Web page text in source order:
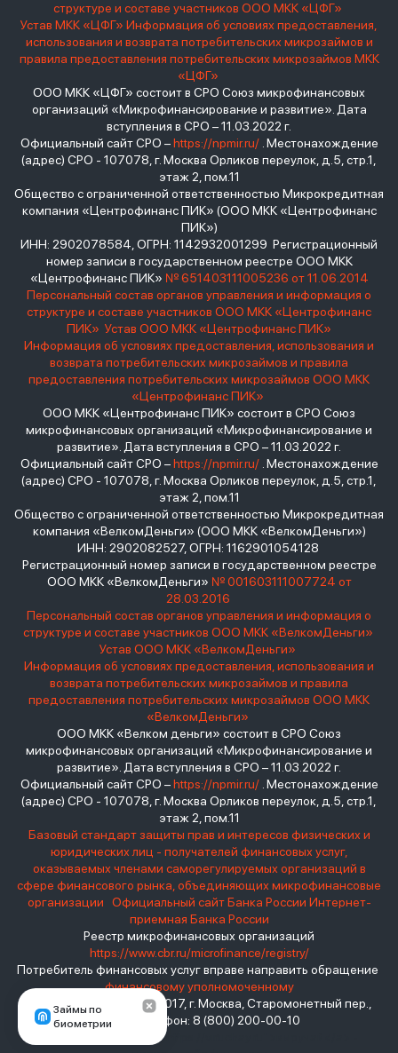
Займы по
биометрии
структуре и составе участников ООО МКК «ЦФГ»
Устав МКК «ЦФГ» Информация об условиях предоставления,
использования и возврата потребительских микрозаймов и
правила предоставления потребительских микрозаймов МКК
«ЦФГ»
ООО МКК «ЦФГ» состоит в СРО Союз микрофинансовых
организаций «Микрофинансирование и развитие». Дата
вступления в СРО – 11.03.2022 г.
Официальный сайт СРО –https://npmir.ru/. Местонахождение
(адрес) СРО - 107078, г. Москва Орликов переулок, д.5, стр.1,
этаж 2, пом.11
Общество с ограниченной ответственностью Микрокредитная
компания «Центрофинанс ПИК» (ООО МКК «Центрофинанс
ПИК»)
ИНН: 2902078584, ОГРН: 1142932001299 Регистрационный
номер записи в государственном реестре ООО МКК
«Центрофинанс ПИК» № 651403111005236 от 11.06.2014
Персональный состав органов управления и информация о
структуре и составе участников ООО МКК «Центрофинанс
ПИК» Устав ООО МКК «Центрофинанс ПИК»
Информация об условиях предоставления, использования и
возврата потребительских микрозаймов и правила
предоставления потребительских микрозаймов ООО МКК
«Центрофинанс ПИК»
ООО МКК «Центрофинанс ПИК» состоит в СРО Союз
микрофинансовых организаций «Микрофинансирование и
развитие». Дата вступления в СРО – 11.03.2022 г.
Официальный сайт СРО –https://npmir.ru/. Местонахождение
(адрес) СРО - 107078, г. Москва Орликов переулок, д.5, стр.1,
этаж 2, пом.11
Общество с ограниченной ответственностью Микрокредитная
компания «ВелкомДеньги» (ООО МКК «ВелкомДеньги»)
ИНН: 2902082527, ОГРН: 1162901054128
Регистрационный номер записи в государственном реестре
ООО МКК «ВелкомДеньги» № 001603111007724 от
28.03.2016
Персональный состав органов управления и информация о
структуре и составе участников ООО МКК «ВелкомДеньги»
Устав ООО МКК «ВелкомДеньги»
Информация об условиях предоставления, использования и
возврата потребительских микрозаймов и правила
предоставления потребительских микрозаймов ООО МКК
«ВелкомДеньги»
ООО МКК «Велком деньги» состоит в СРО Союз
микрофинансовых организаций «Микрофинансирование и
развитие». Дата вступления в СРО – 11.03.2022 г.
Официальный сайт СРО –https://npmir.ru/. Местонахождение
(адрес) СРО - 107078, г. Москва Орликов переулок, д.5, стр.1,
этаж 2, пом.11
Базовый стандарт защиты прав и интересов физических и
юридических лиц - получателей финансовых услуг,
оказываемых членами саморегулируемых организаций в
сфере финансового рынка, объединяющих микрофинансовые
организации
Официальный сайт Банка России Интернет-
приемная Банка России
Реестр микрофинансовых организаций
https://www.cbr.ru/microfinance/registry/
Потребитель финансовых услуг вправе направить обращение
финансовому уполномоченному
Место нахождения: 119017, г. Москва, Старомонетный пер.,
дом 3 Телефон: 8 (800) 200-00-10
взять займ - <a href="https://viruchay.ru">выручай</a> -